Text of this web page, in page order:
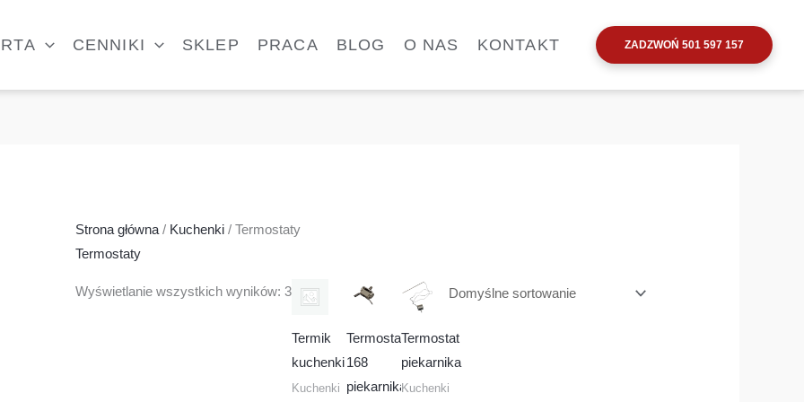
CENNIKI SKLEP PRACA BLOG O NAS KONTAKT ZADZWOŃ 501 597 157
Strona główna / Kuchenki / Termostaty
Termostaty
Wyświetlanie wszystkich wyników: 3
Termik
kuchenki
Kuchenki
Termostat
168
piekarnika
Termostat
piekarnika
Kuchenki